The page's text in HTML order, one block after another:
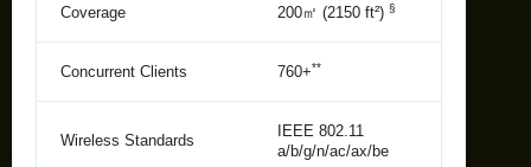
Coverage 200㎡ (2150 ft²) §
Concurrent Clients 760+**
Wireless Standards
IEEE 802.11
a/b/g/n/ac/ax/be